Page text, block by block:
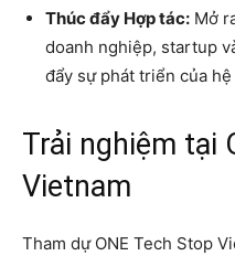
Thúc đẩy Hợp tác: Mở
doanh nghiệp, startup
đẩy sự phát triển của
Trải nghiệm tại
Vietnam
Tham dự ONE Tech Stop